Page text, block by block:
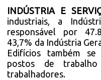
INDÚSTRIA E
industriais, a
responsável por
43,7% da Indústria
Edifícios também
postos de
trabalhadores.